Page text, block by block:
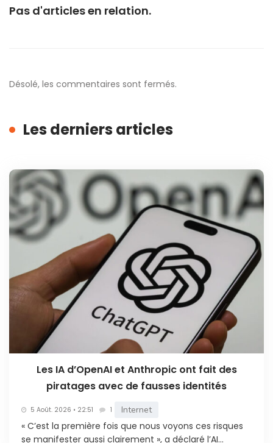
Pas d'articles en relation.
Désolé, les commentaires sont fermés.
Les derniers articles
Les IA d’OpenAI et Anthropic ont fait des
piratages avec de fausses identités
5 Août. 2026 • 22:51 1 Internet
« C’est la première fois que nous voyons ces risques
se manifester aussi clairement », a déclaré l’AI...